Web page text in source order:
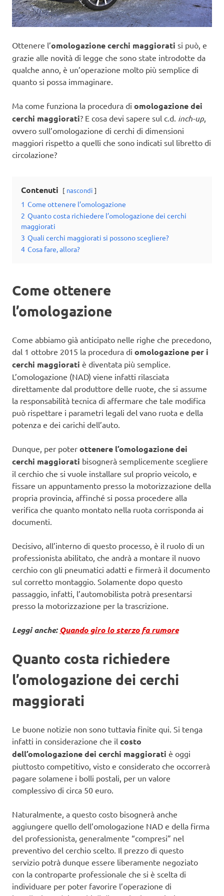
Ottenere l’omologazione cerchi maggiorati si può, e
grazie alle novità di legge che sono state introdotte da
qualche anno, è un’operazione molto più semplice di
quanto si possa immaginare.
Ma come funziona la procedura di omologazione dei
cerchi maggiorati? E cosa devi sapere sul c.d. inch-up,
ovvero sull’omologazione di cerchi di dimensioni
maggiori rispetto a quelli che sono indicati sul libretto di
circolazione?
Contenuti nascondi
1 Come ottenere l’omologazione
2 Quanto costa richiedere l’omologazione dei cerchi
maggiorati
3 Quali cerchi maggiorati si possono scegliere?
4 Cosa fare, allora?
Come ottenere
l’omologazione
Come abbiamo già anticipato nelle righe che precedono,
dal 1 ottobre 2015 la procedura di omologazione per i
cerchi maggiorati è diventata più semplice.
L’omologazione (NAD) viene infatti rilasciata
direttamente dal produttore delle ruote, che si assume
la responsabilità tecnica di affermare che tale modifica
può rispettare i parametri legali del vano ruota e della
potenza e dei carichi dell’auto.
Dunque, per poter ottenere l’omologazione dei
cerchi maggiorati bisognerà semplicemente scegliere
il cerchio che si vuole installare sul proprio veicolo, e
fissare un appuntamento presso la motorizzazione della
propria provincia, affinché si possa procedere alla
verifica che quanto montato nella ruota corrisponda ai
documenti.
Decisivo, all’interno di questo processo, è il ruolo di un
professionista abilitato, che andrà a montare il nuovo
cerchio con gli pneumatici adatti e firmerà il documento
sul corretto montaggio. Solamente dopo questo
passaggio, infatti, l’automobilista potrà presentarsi
presso la motorizzazione per la trascrizione.
Leggi anche: Quando giro lo sterzo fa rumore
Quanto costa richiedere
l’omologazione dei cerchi
maggiorati
Le buone notizie non sono tuttavia finite qui. Si tenga
infatti in considerazione che il costo
dell’omologazione dei cerchi maggiorati è oggi
piuttosto competitivo, visto e considerato che occorrerà
pagare solamene i bolli postali, per un valore
complessivo di circa 50 euro.
Naturalmente, a questo costo bisognerà anche
aggiungere quello dell’omologazione NAD e della firma
del professionista, generalmente “compresi” nel
preventivo del cerchio scelto. Il prezzo di questo
servizio potrà dunque essere liberamente negoziato
con la controparte professionale che si è scelta di
individuare per poter favorire l’operazione di